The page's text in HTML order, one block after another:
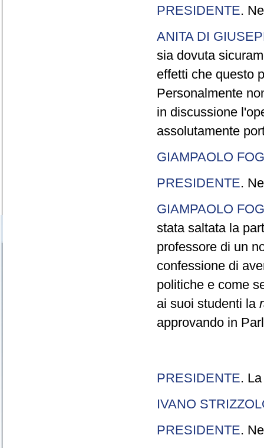
PRESIDENTE.
ANITA DI
sia dovuta
effetti che questo
Personalmente
in discussione
assolutamente
GIAMPAOLO
PRESIDENTE.
GIAMPAOLO
stata saltata la
professore di un
confessione di
politiche e come
ai suoi studenti la
approvando in
PRESIDENTE.
IVANO
PRESIDENTE.